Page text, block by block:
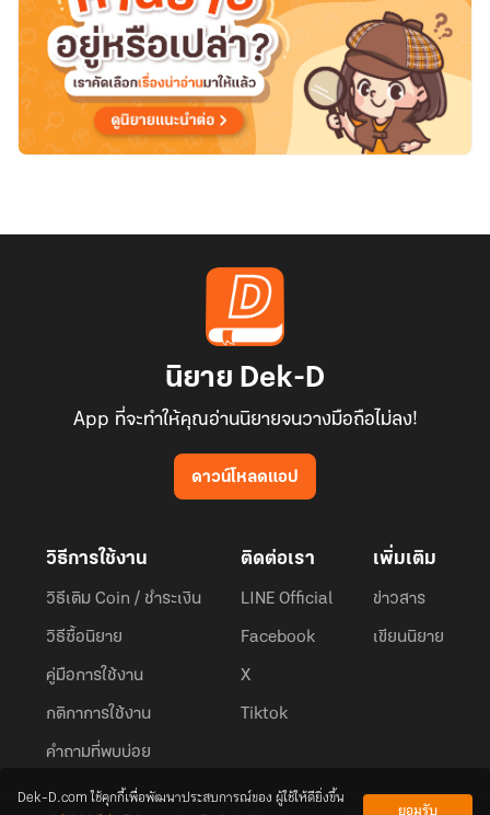
นิยาย Dek-D
App ที่จะทำให้คุณอ่านนิยายจนวางมือถือไม่ลง!
ดาวน์โหลดแอป
วิธีการใช้งาน
วิธีเติม Coin / ชำระเงิน
วิธีซื้อนิยาย
คู่มือการใช้งาน
กติกาการใช้งาน
คำถามที่พบบ่อย
ติดต่อเรา
LINE Official
Facebook
X
Tiktok
เพิ่มเติม
ข่าวสาร
เขียนนิยาย
Dek-D.com ใช้คุกกี้เพื่อพัฒนาประสบการณ์ของ ผู้ใช้ให้ดียิ่งขึ้น